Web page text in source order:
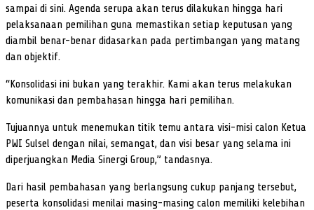
sampai di sini. Agenda serupa akan terus dilakukan hingga hari
pelaksanaan pemilihan guna memastikan setiap keputusan yang
diambil benar-benar didasarkan pada pertimbangan yang matang
dan objektif.
“Konsolidasi ini bukan yang terakhir. Kami akan terus melakukan
komunikasi dan pembahasan hingga hari pemilihan.
Tujuannya untuk menemukan titik temu antara visi-misi calon Ketua
PWI Sulsel dengan nilai, semangat, dan visi besar yang selama ini
diperjuangkan Media Sinergi Group,” tandasnya.
Dari hasil pembahasan yang berlangsung cukup panjang tersebut,
peserta konsolidasi menilai masing-masing calon memiliki kelebihan